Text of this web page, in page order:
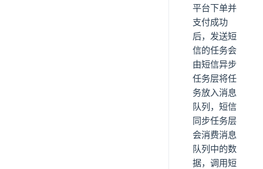
平台下单并
支付成功
后，发送短
信的任务会
由短信异步
任务层将任
务放入消息
队列，短信
同步任务层
会消费消息
队列中的数
据，调用短